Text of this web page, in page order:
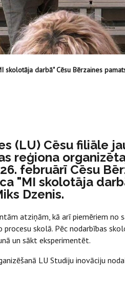
skolotāja darbā" Cēsu Bērzaines
(LU) Cēsu filiāle
reģiona
februārī Cēsu
"MI skolotāja
Dzenis.
atziņām, kā arī piemēriem no
skolā. Pēc nodarbības
un sākt eksperimentēt.
LU Studiju inovāciju